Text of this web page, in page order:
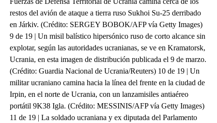
restos del avión de ataque a tierra ruso Sukhoi Su-25 derribado
en Járkiv. (Crédito: SERGEY BOBOK/AFP vía Getty Images)
9 de 19 | Un misil balístico hipersónico ruso de corto alcance sin
explotar, según las autoridades ucranianas, se ve en Kramatorsk,
Ucrania, en esta imagen de distribución publicada el 9 de marzo.
(Crédito: Guardia Nacional de Ucrania/Reuters) 10 de 19 | Un
militar ucraniano camina hacia la línea del frente en la ciudad de
Irpin, en el norte de Ucrania, con un lanzamisiles antiaéreo
portátil 9K38 Igla. (Crédito: MESSINIS/AFP vía Getty Images)
11 de 19 | La soldado ucraniana y ex diputada del Parlamento